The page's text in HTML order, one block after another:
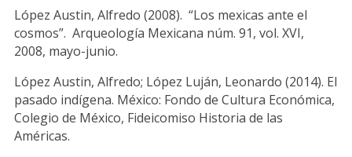
López Austin, Alfredo (2008). “Los mexicas ante el
cosmos”. Arqueología Mexicana núm. 91, vol. XVI,
2008, mayo-junio.
López Austin, Alfredo; López Luján, Leonardo (2014). El
pasado indígena. México: Fondo de Cultura Económica,
Colegio de México, Fideicomiso Historia de las
Américas.